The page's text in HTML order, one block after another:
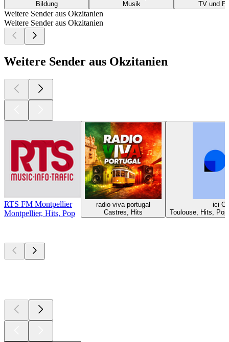
Bildung
Musik
TV und
Weitere Sender aus Okzitanien
Weitere Sender aus Okzitanien
Weitere Sender aus Okzitanien
RTS FM Montpellier
Montpellier, Hits, Pop
radio viva portugal
Castres, Hits
ici
Toulouse, Hits,